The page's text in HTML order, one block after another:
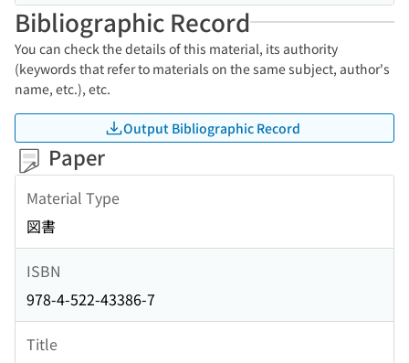
Bibliographic Record
You can check the details of this material, its authority
(keywords that refer to materials on the same subject, author's
name, etc.), etc.
Output Bibliographic Record
Paper
Material Type
図書
ISBN
978-4-522-43386-7
Title